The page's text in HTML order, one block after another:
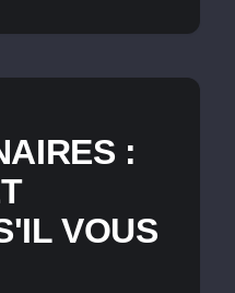
:
VOUS